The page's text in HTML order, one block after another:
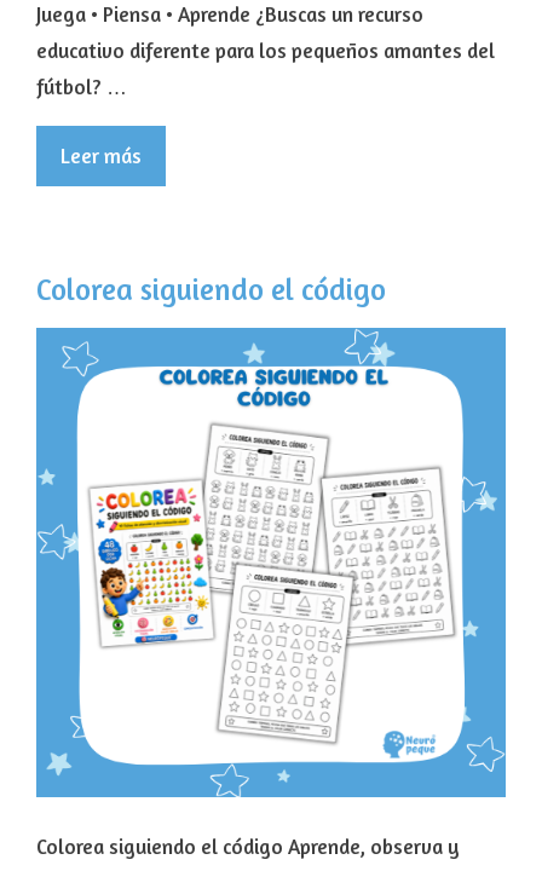
Juega • Piensa • Aprende ¿Buscas un recurso
educativo diferente para los pequeños amantes del
fútbol? …
Leer más
Colorea siguiendo el código
Colorea siguiendo el código Aprende, observa y